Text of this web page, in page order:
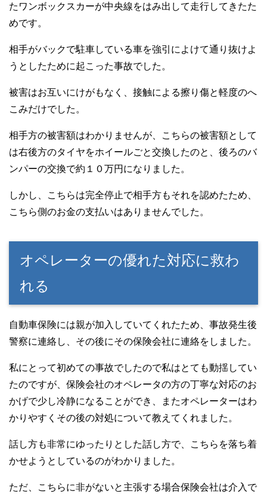
たワンボックスカーが中央線をはみ出して走行してきたた
めです。
相手がバックで駐車している車を強引によけて通り抜けよ
うとしたために起こった事故でした。
被害はお互いにけがもなく、接触による擦り傷と軽度のへ
こみだけでした。
相手方の被害額はわかりませんが、こちらの被害額として
は右後方のタイヤをホイールごと交換したのと、後ろのバ
ンパーの交換で約１０万円になりました。
しかし、こちらは完全停止で相手方もそれを認めたため、
こちら側のお金の支払いはありませんでした。
オペレーターの優れた対応に救わ
れる
自動車保険には親が加入していてくれたため、事故発生後
警察に連絡し、その後にその保険会社に連絡をしました。
私にとって初めての事故でしたので私はとても動揺してい
たのですが、保険会社のオペレータの方の丁寧な対応のお
かげで少し冷静になることができ、またオペレーターはわ
かりやすくその後の対処について教えてくれました。
話し方も非常にゆったりとした話し方で、こちらを落ち着
かせようとしているのがわかりました。
ただ、こちらに非がないと主張する場合保険会社は介入で